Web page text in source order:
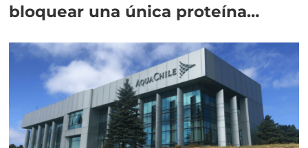
bloquear una única proteína